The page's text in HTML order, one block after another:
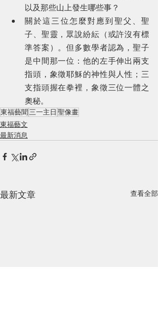
以及那些山上發生哪些事？
關於這三位怎麼對應到聖父、聖
子、聖靈，眾說紛紜（或許沒有標
準答案）。但多數學者認為，聖子
是中間那一位：他的左手伸出兩支
指頭，象徵耶穌的神性與人性；三
支指頭握在拳裡，象徵三位一體之
奧秘。
東福藝聞三一主日 聖像畫
東福藝文
最新消息
最新文章 查看全部